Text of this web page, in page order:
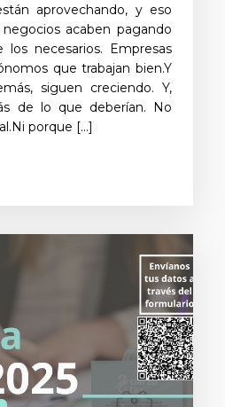
aprovechando, y eso
acaben pagando
necesarios. Empresas
que trabajan bien.Y
siguen creciendo. Y,
de lo que deberían. No
porque […]